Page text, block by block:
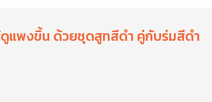
แพงขึ้น ด้วยชุดสูทสีดำ คู่กับร่มสีดำ